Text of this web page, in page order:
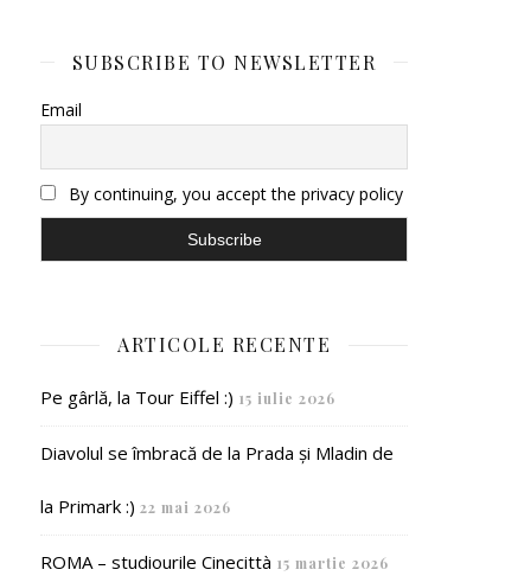
SUBSCRIBE TO NEWSLETTER
Email
By continuing, you accept the privacy policy
ARTICOLE RECENTE
Pe gârlă, la Tour Eiffel :) 15 iulie 2026
Diavolul se îmbracă de la Prada și Mladin de
la Primark :) 22 mai 2026
ROMA – studiourile Cinecittà 15 martie 2026